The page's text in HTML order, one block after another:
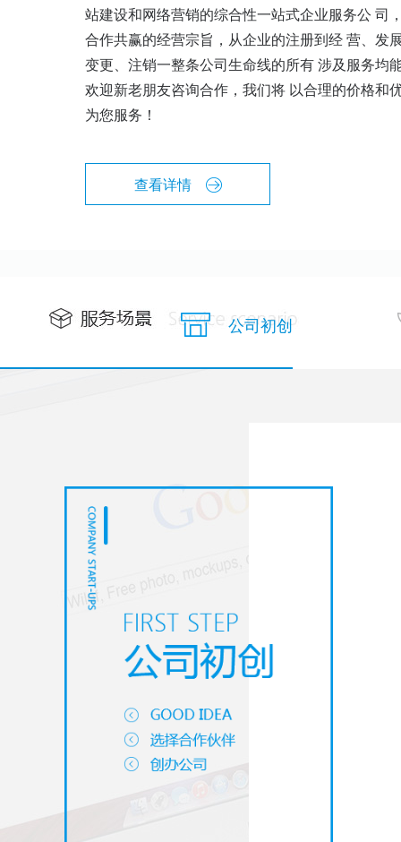
站建设和网络营销的综合性一站式企业服务公 司
合作共赢的经营宗旨，从企业的注册到经 营、发
变更、注销一整条公司生命线的所有 涉及服务均
欢迎新老朋友咨询合作，我们将 以合理的价格和
为您服务！
查看详情
公司初创